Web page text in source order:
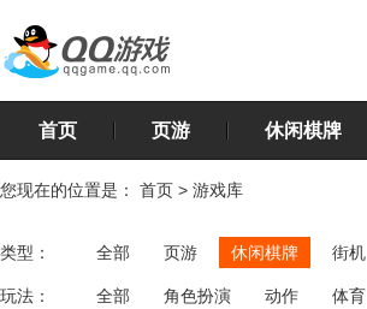
首页 页游 休闲棋牌
您现在的位置是： 首页 > 游戏库
类型： 全部 页游 休闲棋牌 街机
玩法： 全部 角色扮演 动作 体育